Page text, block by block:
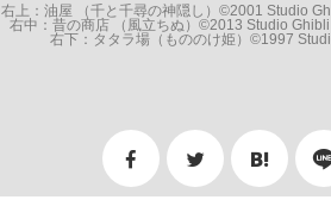
右上：油屋 （千と千尋の神隠し）©2001 Studio
右中：昔の商店 （風立ちぬ）©2013 Studio
右下：タタラ場（もののけ姫）©1997